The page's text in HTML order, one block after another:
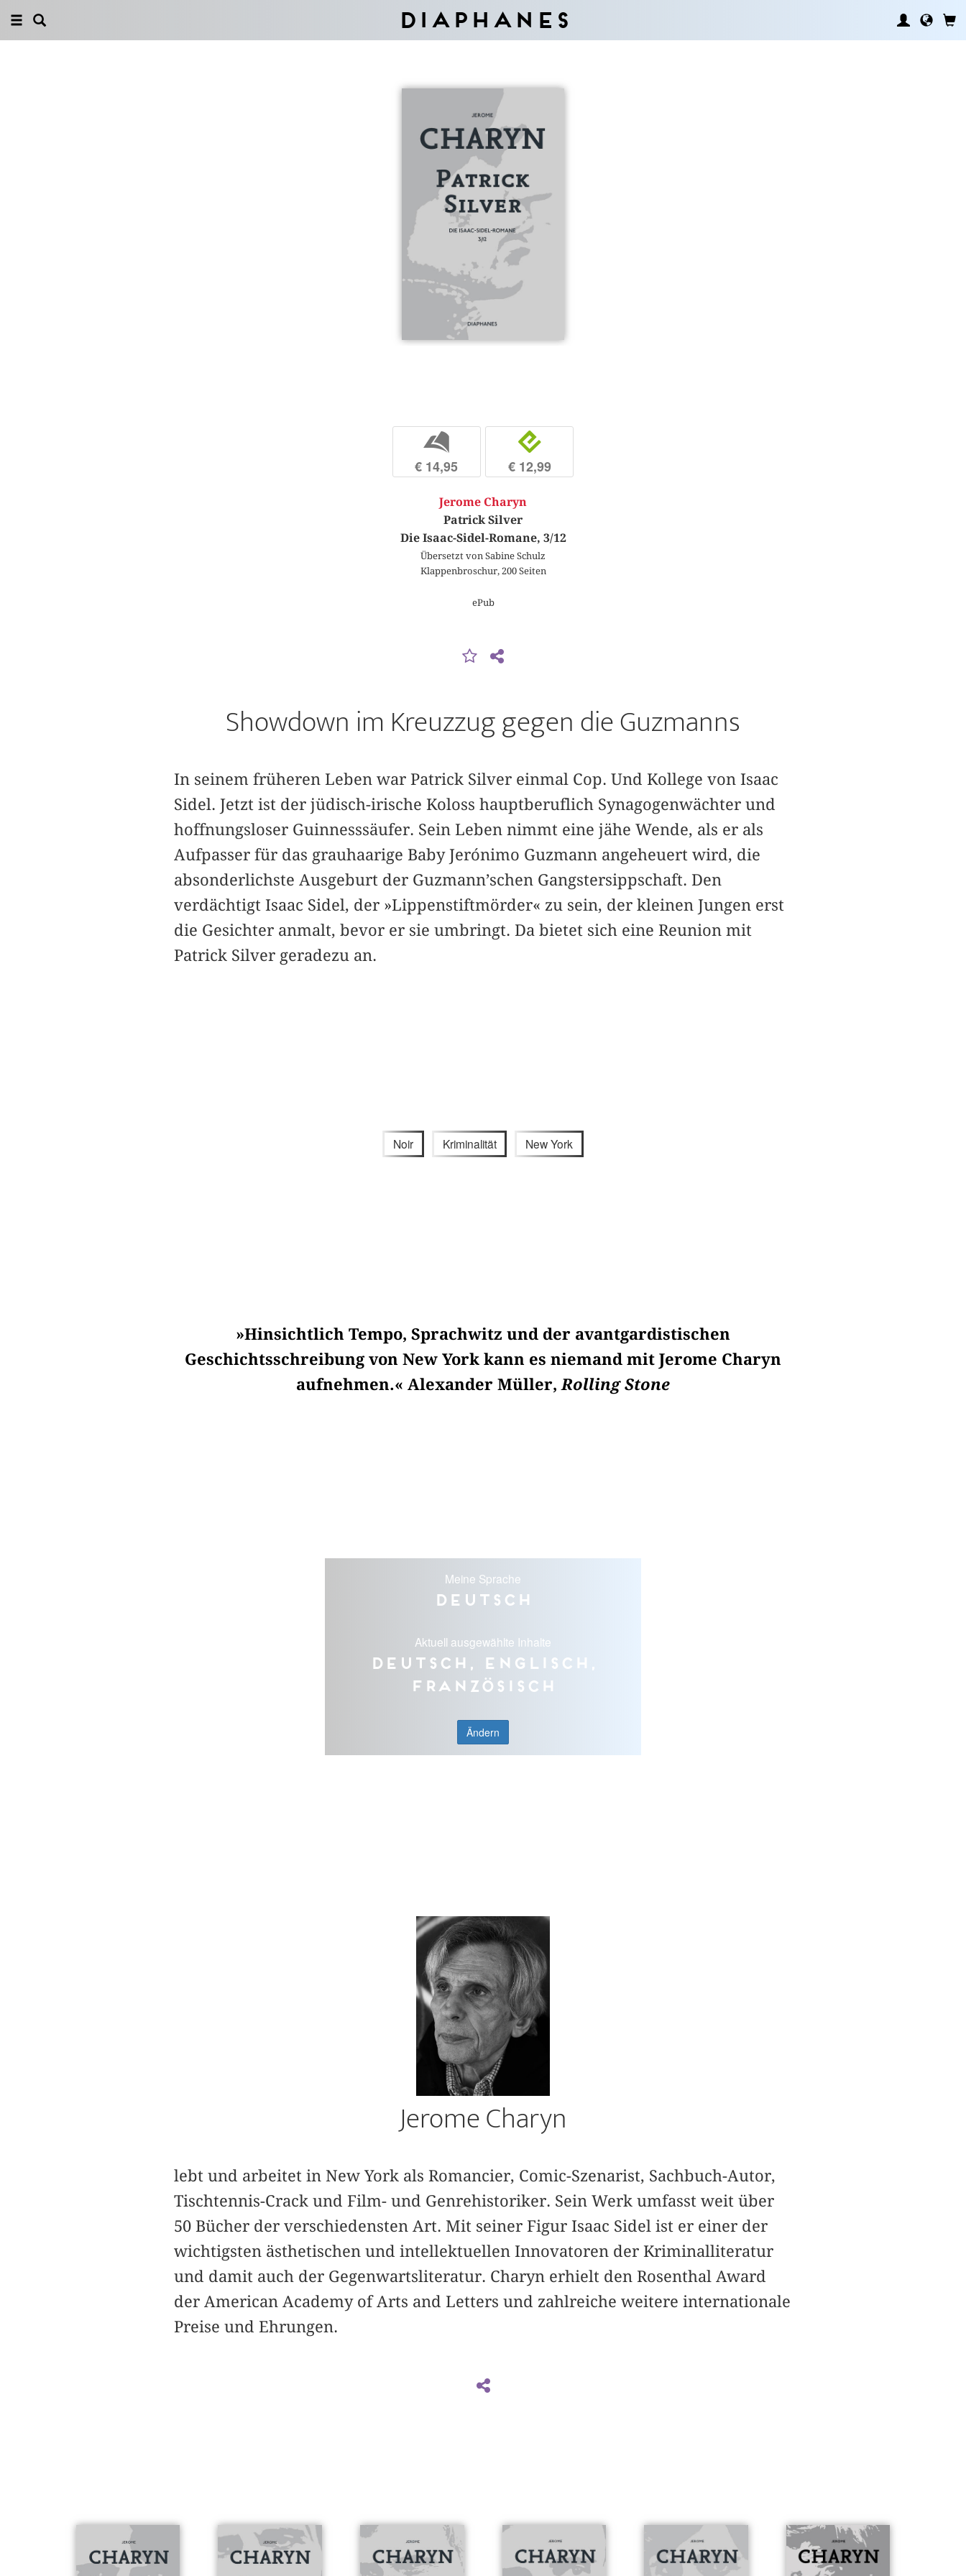
Diaphanes
b
€ 14,95
e
€ 12,99
Jerome Charyn
Patrick Silver
Die Isaac-Sidel-Romane, 3/12
Übersetzt von Sabine Schulz
Klappenbroschur, 200 Seiten
ePub
Showdown im Kreuzzug gegen die Guzmanns
In seinem früheren Leben war Patrick Silver einmal Cop. Und Kollege von Isaac
Sidel. Jetzt ist der jüdisch-irische Koloss hauptberuflich Synagogenwächter und
hoffnungsloser Guinnesssäufer. Sein Leben nimmt eine jähe Wende, als er als
Aufpasser für das grauhaarige Baby Jerónimo Guzmann angeheuert wird, die
absonderlichste Ausgeburt der Guzmann’schen Gangstersippschaft. Den
verdächtigt Isaac Sidel, der »Lippenstiftmörder« zu sein, der kleinen Jungen erst
die Gesichter anmalt, bevor er sie umbringt. Da bietet sich eine Reunion mit
Patrick Silver geradezu an.
Noir Kriminalität New York
»Hinsichtlich Tempo, Sprachwitz und der avantgardistischen
Geschichtsschreibung von New York kann es niemand mit Jerome Charyn
aufnehmen.« Alexander Müller,Rolling Stone
Meine Sprache
Deutsch
Aktuell ausgewählte Inhalte
Deutsch, Englisch,
Französisch
Ändern
Jerome Charyn
lebt und arbeitet in New York als Romancier, Comic-Szenarist, Sachbuch-Autor,
Tischtennis-Crack und Film- und Genrehistoriker. Sein Werk umfasst weit über
50 Bücher der verschiedensten Art. Mit seiner Figur Isaac Sidel ist er einer der
wichtigsten ästhetischen und intellektuellen Innovatoren der Kriminalliteratur
und damit auch der Gegenwartsliteratur. Charyn erhielt den Rosenthal Award
der American Academy of Arts and Letters und zahlreiche weitere internationale
Preise und Ehrungen.